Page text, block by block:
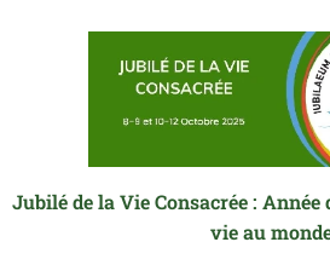
Jubilé de la Vie Consacrée :
vie au